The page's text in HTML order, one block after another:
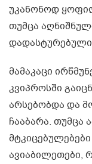
უკანონოდ
თუმცა
მამაკაცი
კვიპროსში
არსებობდა და
ჩააბარა. თუმცა
ავიაბილეთები,